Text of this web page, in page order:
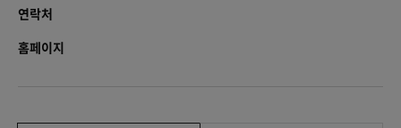
연락처
홈페이지